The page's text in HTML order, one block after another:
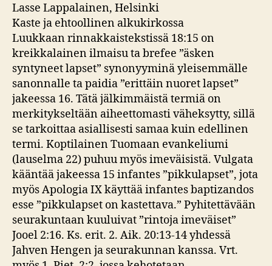
Lasse Lappalainen, Helsinki
Kaste ja ehtoollinen alkukirkossa
Luukkaan rinnakkaistekstissä 18:15 on
kreikkalainen ilmaisu ta brefee ”äsken
syntyneet lapset” synonyyminä yleisemmälle
sanonnalle ta paidia ”erittäin nuoret lapset”
jakeessa 16. Tätä jälkimmäistä termiä on
merkitykseltään aiheettomasti väheksytty, sillä
se tarkoittaa asiallisesti samaa kuin edellinen
termi. Koptilainen Tuomaan evankeliumi
(lauselma 22) puhuu myös imeväisistä. Vulgata
kääntää jakeessa 15 infantes ”pikkulapset”, jota
myös Apologia IX käyttää infantes baptizandos
esse ”pikkulapset on kastettava.” Pyhitettävään
seurakuntaan kuuluivat ”rintoja imeväiset”
Jooel 2:16. Ks. erit. 2. Aik. 20:13-14 yhdessä
Jahven Hengen ja seurakunnan kanssa. Vrt.